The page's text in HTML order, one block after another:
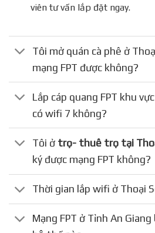
viên tư vấn lắp đặt ngay.
Tôi mở quán cà phê ở
mạng FPT được không?
Lắp cáp quang FPT khu
có wifi 7 không?
Tôi ở trọ- thuê trọ tại
ký được mạng FPT không?
Thời gian lắp wifi ở Thoại
Mạng FPT ở Tỉnh An